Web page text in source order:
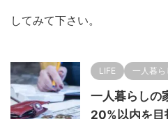
してみて下さい。
LIFE 一人暮ら
一人暮らしの
20%以内を目